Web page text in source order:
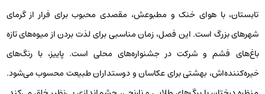
تابستان، با هوای خنک و مطبوعش، مقصدی محبوب برای فرار از گرمای
شهرهای بزرگ است. این فصل، زمان مناسبی برای لذت بردن از میوه‌های تازه
باغ‌های فشم و شرکت در جشنواره‌های محلی است. پاییز، با رنگ‌های
خیره‌کننده‌اش، بهشتی برای عکاسان و دوستداران طبیعت محسوب می‌شود.